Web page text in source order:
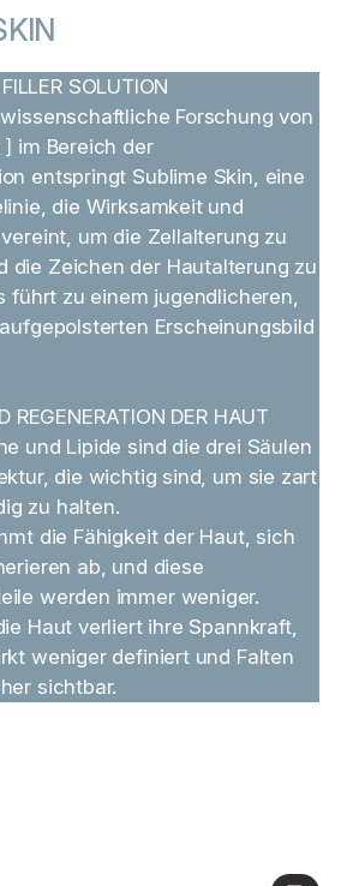
SOLUTION
Forschung von
im Bereich der
entspringt Sublime Skin, eine
die Wirksamkeit und
um die Zellalterung zu
die Zeichen der Hautalterung zu
führt zu einem jugendlicheren,
Erscheinungsbild
REGENERATION DER HAUT
und Lipide sind die drei Säulen
die wichtig sind, um sie zart
zu halten.
die Fähigkeit der Haut, sich
ab, und diese
werden immer weniger.
Haut verliert ihre Spannkraft,
weniger definiert und Falten
sichtbar.